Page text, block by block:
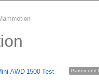
Garten und